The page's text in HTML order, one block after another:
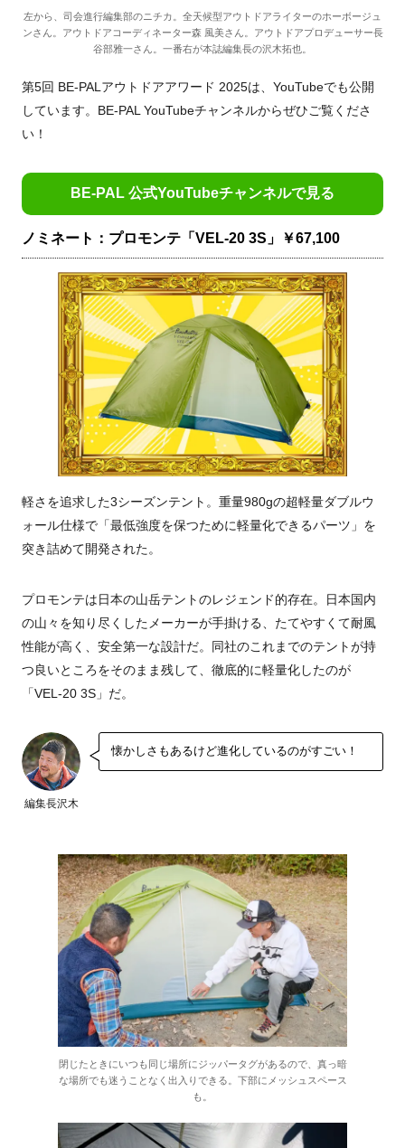
左から、司会進行編集部のニチカ。全天候型アウトドアライターのホーボージュ
ンさん。アウトドアコーディネーター森 風美さん。アウトドアプロデューサー長
谷部雅一さん。一番右が本誌編集長の沢木拓也。
第5回 BE-PALアウトドアアワード 2025は、YouTubeでも公開
しています。BE-PAL YouTubeチャンネルからぜひご覧くださ
い！
BE-PAL 公式YouTubeチャンネルで見る
ノミネート：プロモンテ「VEL-20 3S」￥67,100
軽さを追求した3シーズンテント。重量980gの超軽量ダブルウ
ォール仕様で「最低強度を保つために軽量化できるパーツ」を
突き詰めて開発された。
プロモンテは日本の山岳テントのレジェンド的存在。日本国内
の山々を知り尽くしたメーカーが手掛ける、たてやすくて耐風
性能が高く、安全第一な設計だ。同社のこれまでのテントが持
つ良いところをそのまま残して、徹底的に軽量化したのが
「VEL-20 3S」だ。
編集長沢木
懐かしさもあるけど進化しているのがすごい！
閉じたときにいつも同じ場所にジッパータグがあるので、真っ暗
な場所でも迷うことなく出入りできる。下部にメッシュスペース
も。